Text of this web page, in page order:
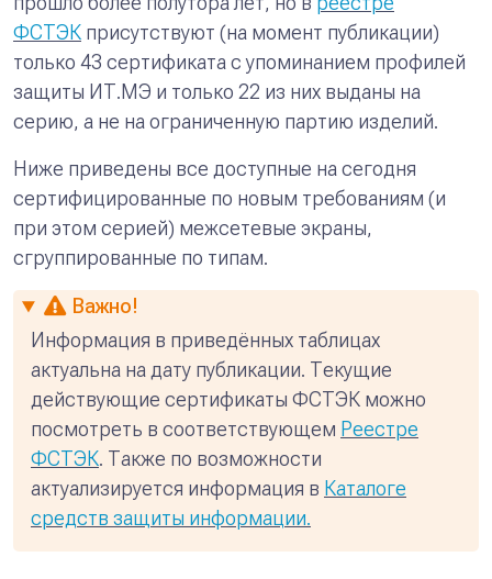
ФСТЭК присутствуют (на момент публикации)
только 43 сертификата с упоминанием профилей
защиты ИТ.МЭ и только 22 из них выданы на
серию, а не на ограниченную партию изделий.
Ниже приведены все доступные на сегодня
сертифицированные по новым требованиям (и
при этом серией) межсетевые экраны,
сгруппированные по типам.
Важно!
Информация в приведённых таблицах
актуальна на дату публикации. Текущие
действующие сертификаты ФСТЭК можно
посмотреть в соответствующем Реестре
ФСТЭК. Также по возможности
актуализируется информация в Каталоге
средств защиты информации.